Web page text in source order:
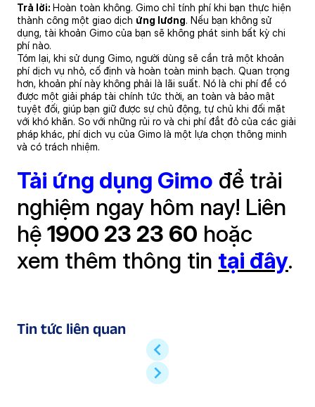
Trả lời: Hoàn toàn không. Gimo chỉ tính phí khi bạn thực hiện
thành công một giao dịch ứng lương. Nếu bạn không sử
dụng, tài khoản Gimo của bạn sẽ không phát sinh bất kỳ chi
phí nào.
Tóm lại, khi sử dụng Gimo, người dùng sẽ cần trả một khoản
phí dịch vụ nhỏ, cố định và hoàn toàn minh bạch. Quan trọng
hơn, khoản phí này không phải là lãi suất. Nó là chi phí để có
được một giải pháp tài chính tức thời, an toàn và bảo mật
tuyệt đối, giúp bạn giữ được sự chủ động, tự chủ khi đối mặt
với khó khăn. So với những rủi ro và chi phí đắt đỏ của các giải
pháp khác, phí dịch vụ của Gimo là một lựa chọn thông minh
và có trách nhiệm.
Tải ứng dụng Gimo để trải
nghiệm ngay hôm nay! Liên
hệ 1900 23 23 60 hoặc
xem thêm thông tin tại đây.
Tin tức liên quan